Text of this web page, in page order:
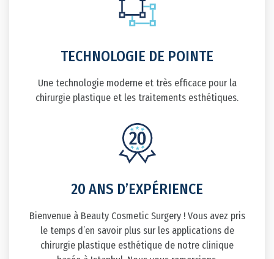
TECHNOLOGIE DE POINTE
Une technologie moderne et très efficace pour la
chirurgie plastique et les traitements esthétiques.
20 ANS D’EXPÉRIENCE
Bienvenue à Beauty Cosmetic Surgery ! Vous avez pris
le temps d’en savoir plus sur les applications de
chirurgie plastique esthétique de notre clinique